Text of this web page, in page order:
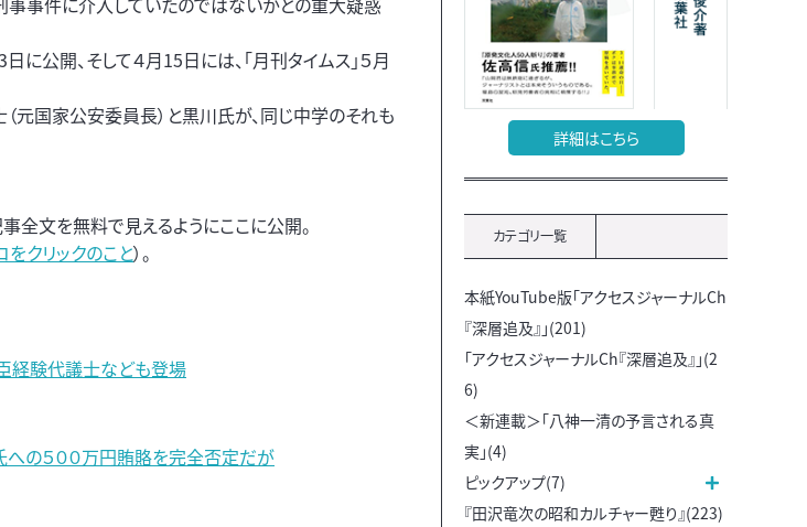
公開、そして４月15日には、「月刊タイムス」５月
元国家公安委員長）と黒川氏が、同じ中学のそれも
全文を無料で見えるようにここに公開。
をクリックのこと）。
経験代議士なども登場
の５００万円賄賂を完全否定だが
詳細はこちら
カテゴリ一覧
本紙YouTube版「アクセスジャーナルCh
『深層追及』」(201)
「アクセスジャーナルCh『深層追及』」(2
6)
＜新連載＞「八神一清の予言される真
実」(4)
ピックアップ(7)
『田沢竜次の昭和カルチャー甦り』(223)